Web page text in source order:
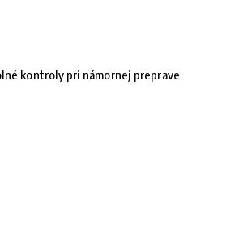
kontroly pri námornej preprave